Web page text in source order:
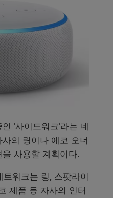
’사이드워크’라는 네
의 링이나 에코 오너
사용할 계획이다.
트워크는 링, 스팟라이
제품 등 자사의 인터